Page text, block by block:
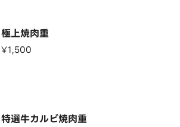
極上焼肉重
¥1,500
特選牛カルビ焼肉重